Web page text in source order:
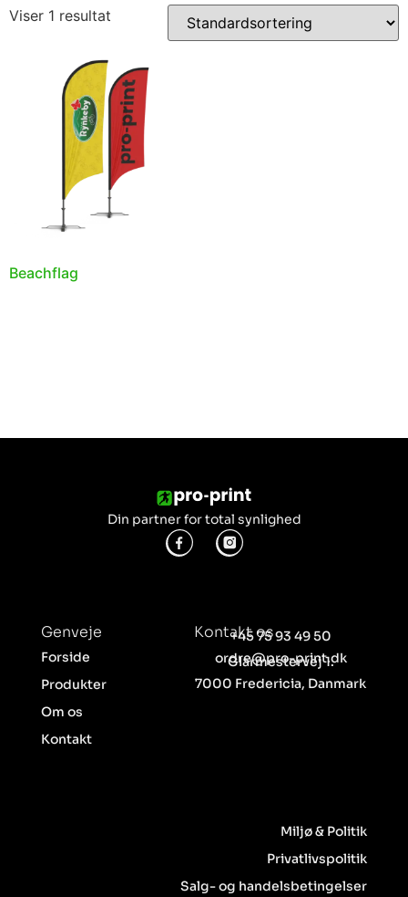
Viser 1 resultat
Beachflag
Din partner for total synlighed
Genveje
Forside
Produkter
Om os
Kontakt
Kontakt os
+45 75 93 49 50
ordre@pro-print.dk
Glarmestervej 1.
7000 Fredericia, Danmark
Miljø & Politik
Privatlivspolitik
Salg- og handelsbetingelser